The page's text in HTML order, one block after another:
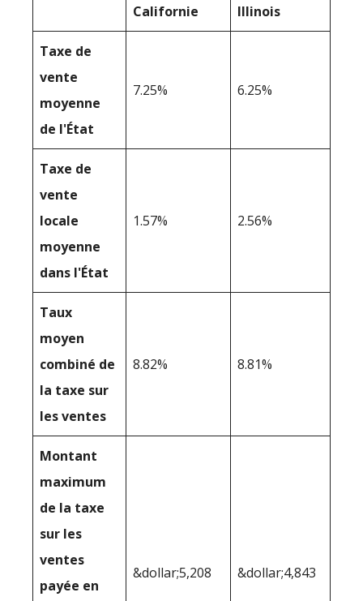
Californie Illinois
Taxe de
vente
moyenne
de l'État
7.25% 6.25%
Taxe de
vente
locale
moyenne
dans l'État
1.57% 2.56%
Taux
moyen
combiné de
la taxe sur
les ventes
8.82% 8.81%
Montant
maximum
de la taxe
sur les
ventes
payée en
&dollar;5,208 &dollar;4,843